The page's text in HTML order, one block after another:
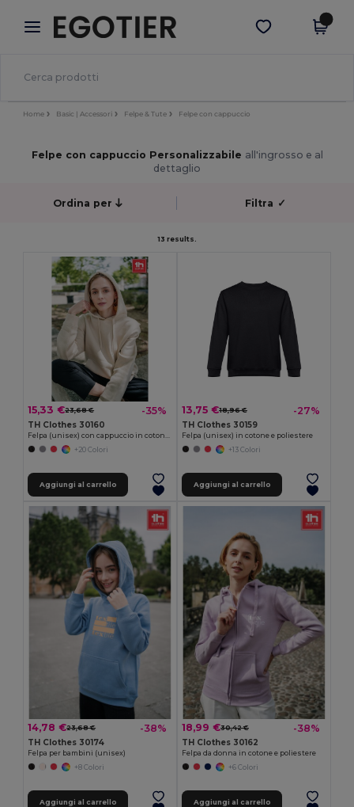
× App Egotier
Prezzi migliori sull'app!
Scarica app
Home Basic | Accessori Felpe & Tute Felpe con cappuccio
Felpe con cappuccio Personalizzabile all'ingrosso e al
dettaglio
Ordina per Filtra ✓
13 results.
15,33 €23,68 € -35%
TH Clothes 30160
Felpa (unisex) con cappuccio in cotone e poliestere
+20 Colori
Aggiungi al carrello
13,75 €18,96 € -27%
TH Clothes 30159
Felpa (unisex) in cotone e poliestere
+13 Colori
Aggiungi al carrello
14,78 €23,68 € -38%
TH Clothes 30174
Felpa per bambini (unisex)
+8 Colori
Aggiungi al carrello
18,99 €30,42 € -38%
TH Clothes 30162
Felpa da donna in cotone e poliestere
+6 Colori
Aggiungi al carrello